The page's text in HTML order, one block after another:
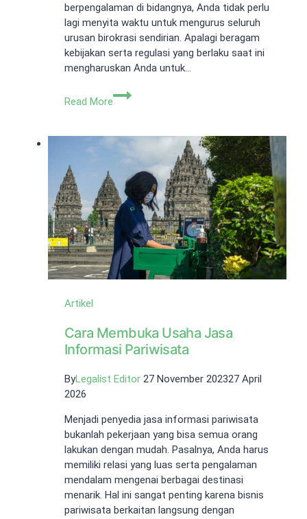
berpengalaman di bidangnya, Anda tidak perlu
lagi menyita waktu untuk mengurus seluruh
urusan birokrasi sendirian. Apalagi beragam
kebijakan serta regulasi yang berlaku saat ini
mengharuskan Anda untuk…
Read More
Jasa
Perorangan
dan
Cepat
Artikel
Cara Membuka Usaha Jasa
Informasi Pariwisata
ByLegalist Editor 27 November 202327 April
2026
Menjadi penyedia jasa informasi pariwisata
bukanlah pekerjaan yang bisa semua orang
lakukan dengan mudah. Pasalnya, Anda harus
memiliki relasi yang luas serta pengalaman
mendalam mengenai berbagai destinasi
menarik. Hal ini sangat penting karena bisnis
pariwisata berkaitan langsung dengan